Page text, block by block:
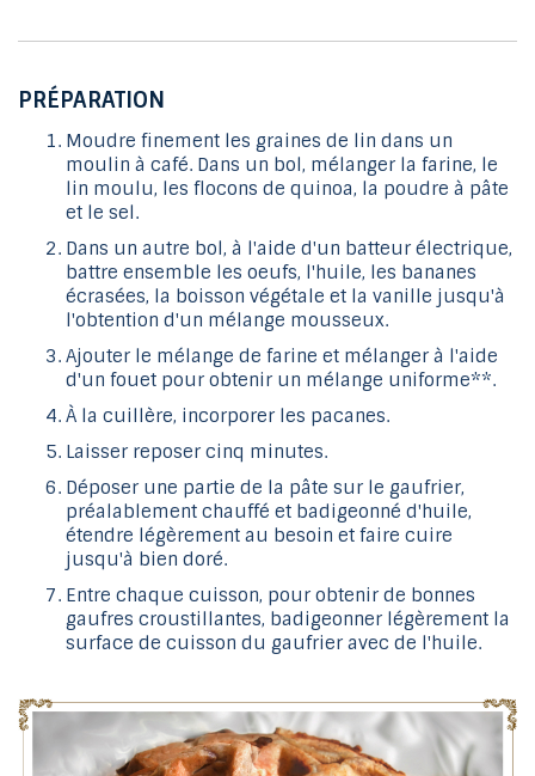
PRÉPARATION
Moudre finement les graines de lin dans un
moulin à café. Dans un bol, mélanger la farine, le
lin moulu, les flocons de quinoa, la poudre à pâte
et le sel.
Dans un autre bol, à l'aide d'un batteur électrique,
battre ensemble les oeufs, l'huile, les bananes
écrasées, la boisson végétale et la vanille jusqu'à
l'obtention d'un mélange mousseux.
Ajouter le mélange de farine et mélanger à l'aide
d'un fouet pour obtenir un mélange uniforme**.
À la cuillère, incorporer les pacanes.
Laisser reposer cinq minutes.
Déposer une partie de la pâte sur le gaufrier,
préalablement chauffé et badigeonné d'huile,
étendre légèrement au besoin et faire cuire
jusqu'à bien doré.
Entre chaque cuisson, pour obtenir de bonnes
gaufres croustillantes, badigeonner légèrement la
surface de cuisson du gaufrier avec de l'huile.